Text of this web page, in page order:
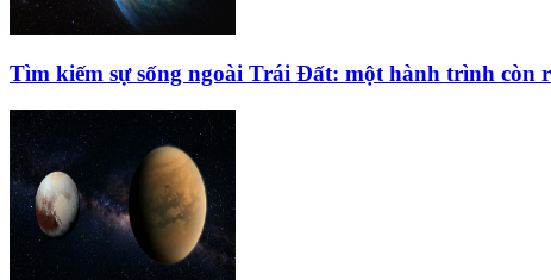
Tìm kiếm sự sống ngoài Trái Đất: một hành trình còn